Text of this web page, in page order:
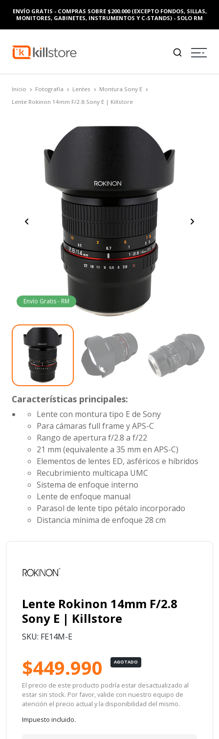
ENVÍO GRATIS - COMPRAS SOBRE $200.000 (EXCEPTO FONDOS, SILLAS,
MONITORES, GABINETES, INSTRUMENTOS Y C-STANDS) - SOLO RM
Inicio Fotografía Lentes
Montura Sony E
Lente Rokinon 14mm F/2.8 Sony E | Killstore
Envío Gratis - RM
Características principales:
Lente con montura tipo E de Sony
Para cámaras full frame y APS-C
Rango de aperturaf/2.8 a f/22
21 mm (equivalente a 35 mm en APS-C)
Elementos de lentes ED, asféricos e híbridos
Recubrimiento multicapa UMC
Sistema de enfoque interno
Lente de enfoque manual
Parasol de lente tipo pétalo incorporado
Distancia mínima de enfoque 28 cm
Lente Rokinon 14mm F/2.8
Sony E | Killstore
SKU: FE14M-E
$449.990 AGOTADO
El precio de este producto podría estar desactualizado al
estar sin stock. Por favor, valide con nuestro equipo de
atención el precio actual y la disponibilidad del mismo.
Impuesto incluido.